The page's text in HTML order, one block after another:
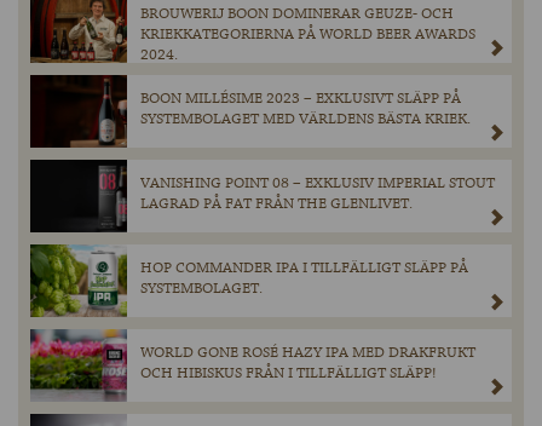
BROUWERIJ BOON DOMINERAR GEUZE- OCH
KRIEKKATEGORIERNA PÅ WORLD BEER AWARDS
2024.
BOON MILLÉSIME 2023 – EXKLUSIVT SLÄPP PÅ
SYSTEMBOLAGET MED VÄRLDENS BÄSTA KRIEK.
VANISHING POINT 08 – EXKLUSIV IMPERIAL STOUT
LAGRAD PÅ FAT FRÅN THE GLENLIVET.
HOP COMMANDER IPA I TILLFÄLLIGT SLÄPP PÅ
SYSTEMBOLAGET.
WORLD GONE ROSÉ HAZY IPA MED DRAKFRUKT
OCH HIBISKUS FRÅN I TILLFÄLLIGT SLÄPP!